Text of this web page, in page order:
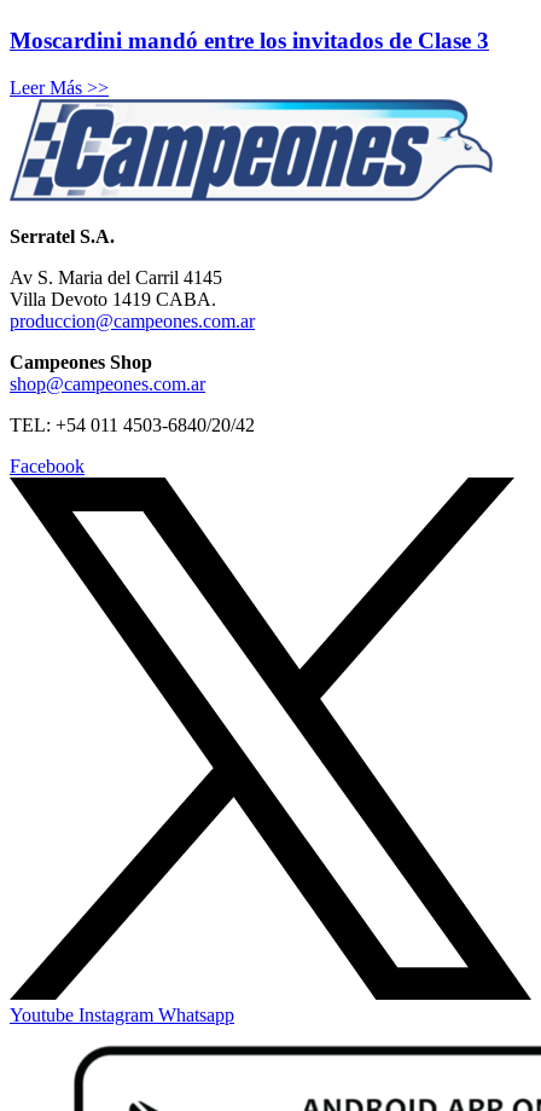
Moscardini mandó entre los invitados de Clase 3
Leer Más >>
Serratel S.A.
Av S. Maria del Carril 4145
Villa Devoto 1419 CABA.
produccion@campeones.com.ar
Campeones Shop
shop@campeones.com.ar
TEL: +54 011 4503-6840/20/42
Facebook
Youtube Instagram Whatsapp